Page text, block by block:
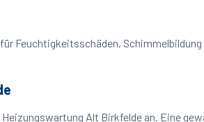
Feuchtigkeitsschäden,
Alt Birkfelde an. Eine